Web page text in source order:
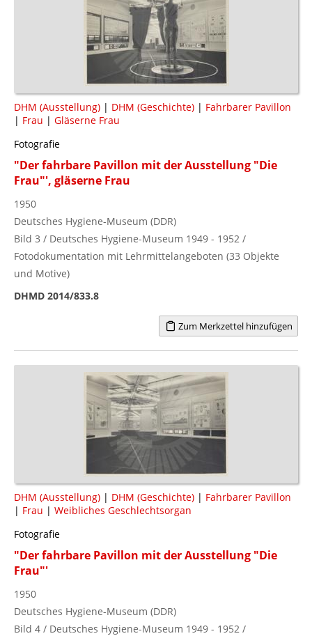
DHM (Ausstellung) | DHM (Geschichte) | Fahrbarer Pavillon
| Frau | Gläserne Frau
Fotografie
"Der fahrbare Pavillon mit der Ausstellung "Die
Frau"', gläserne Frau
1950
Deutsches Hygiene-Museum (DDR)
Bild 3 / Deutsches Hygiene-Museum 1949 - 1952 /
Fotodokumentation mit Lehrmittelangeboten (33 Objekte
und Motive)
DHMD 2014/833.8
Zum Merkzettel hinzufügen
DHM (Ausstellung) | DHM (Geschichte) | Fahrbarer Pavillon
| Frau | Weibliches Geschlechtsorgan
Fotografie
"Der fahrbare Pavillon mit der Ausstellung "Die
Frau"'
1950
Deutsches Hygiene-Museum (DDR)
Bild 4 / Deutsches Hygiene-Museum 1949 - 1952 /